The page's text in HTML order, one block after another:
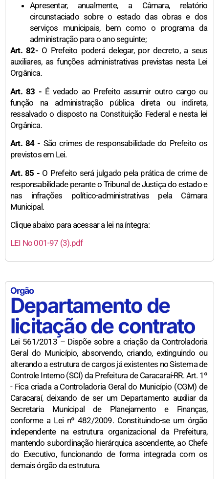
Apresentar, anualmente, a Câmara, relatório
circunstaciado sobre o estado das obras e dos
serviços municipais, bem como o programa da
administração para o ano seguinte;
Art. 82-O Prefeito poderá delegar, por decreto, a seus
auxiliares, as funções administrativas previstas nesta Lei
Orgânica.
Art. 83 -É vedado ao Prefeito assumir outro cargo ou
função na administração pública direta ou indireta,
ressalvado o disposto na Constituição Federal e nesta lei
Orgânica.
Art. 84 - São crimes de responsabilidade do Prefeito os
previstos em Lei.
Art. 85 -O Prefeito será julgado pela prática de crime de
responsabilidade perante o Tribunal de Justiça do estado e
nas infrações político-administrativas pela Câmara
Municipal.
Clique abaixo para acessar a lei na íntegra:
LEI No 001-97 (3).pdf
Orgão
Departamento de
licitação de contrato
Lei 561/2013 – Dispõe sobre a criação da Controladoria
Geral do Município, absorvendo, criando, extinguindo ou
alterando a estrutura de cargos já existentes no Sistema de
Controle Interno (SCI) da Prefeitura de Caracaraí-RR. Art. 1º
- Fica criada a Controladoria Geral do Município (CGM) de
Caracaraí, deixando de ser um Departamento auxiliar da
Secretaria Municipal de Planejamento e Finanças,
conforme a Lei nº 482/2009. Constituindo-se um órgão
independente na estrutura organizacional da Prefeitura,
mantendo subordinação hierárquica ascendente, ao Chefe
do Executivo, funcionando de forma integrada com os
demais órgão da estrutura.